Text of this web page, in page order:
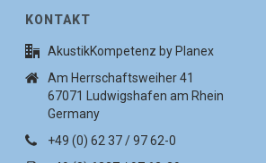
KONTAKT
AkustikKompetenz by Planex
Am Herrschaftsweiher 41
67071 Ludwigshafen am Rhein
Germany
+49 (0) 62 37 / 97 62-0